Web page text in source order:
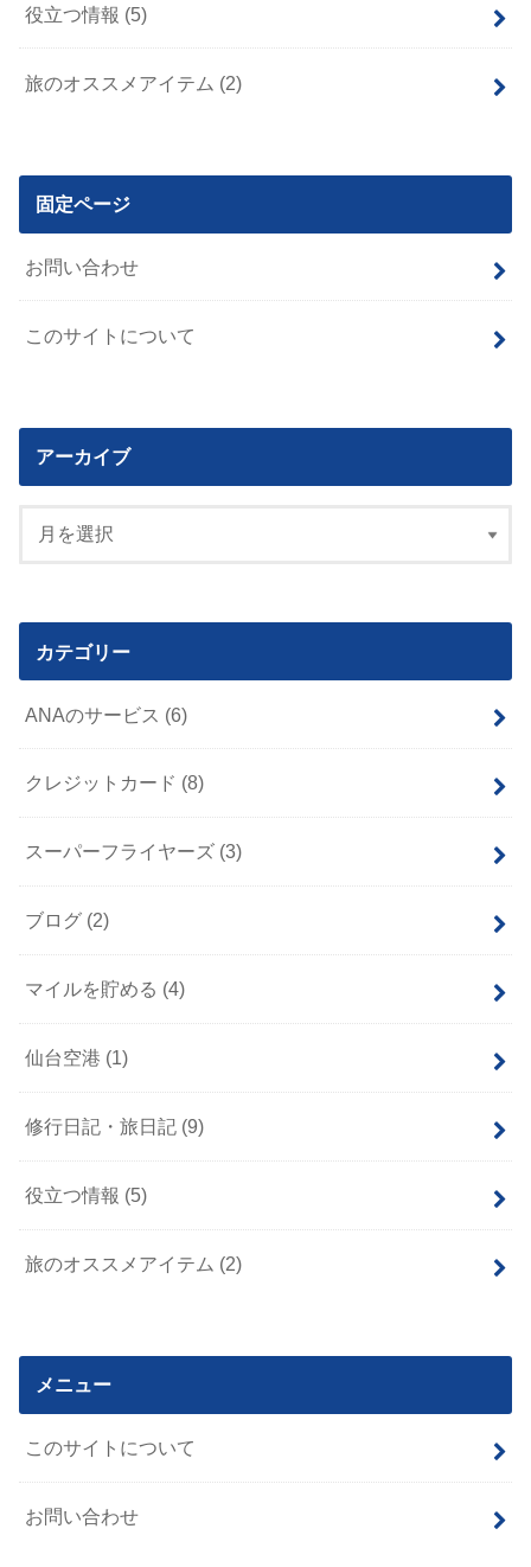
役立つ情報 (5)
旅のオススメアイテム (2)
固定ページ
お問い合わせ
このサイトについて
アーカイブ
カテゴリー
ANAのサービス (6)
クレジットカード (8)
スーパーフライヤーズ (3)
ブログ (2)
マイルを貯める (4)
仙台空港 (1)
修行日記・旅日記 (9)
役立つ情報 (5)
旅のオススメアイテム (2)
メニュー
このサイトについて
お問い合わせ